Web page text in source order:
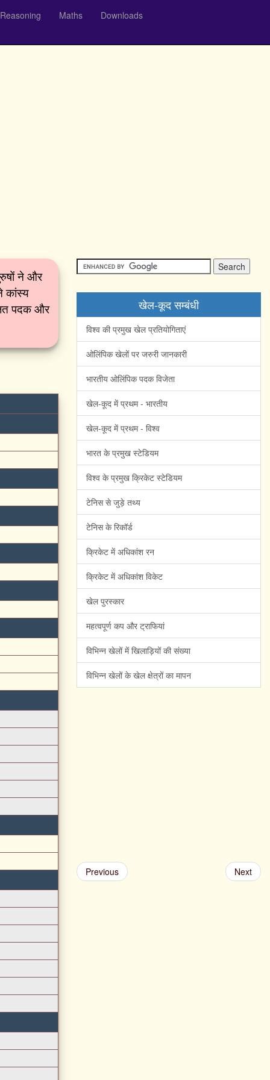
Reasoning Maths Downloads
ने और
कांस्य
पदक और
खेल-कूद सम्बंधी
विश्व की प्रमुख खेल प्रतियोगिताएं
ओलिंपिक खेलों पर जरुरी जानकारी
भारतीय ओलिंपिक पदक विजेता
खेल-कूद में प्रथम - भारतीय
खेल-कूद में प्रथम - विश्व
भारत के प्रमुख स्टेडियम
विश्व के प्रमुख क्रिकेट स्टेडियम
टेनिस से जुड़े तथ्य
टेनिस के रिकॉर्ड
क्रिकेट में अधिकांश रन
क्रिकेट में अधिकांश विकेट
खेल पुरस्कार
महत्वपूर्ण कप और ट्राफियां
विभिन्न खेलों में खिलाड़ियों की संख्या
विभिन्न खेलों के खेल क्षेत्रों का मापन
Previous Next